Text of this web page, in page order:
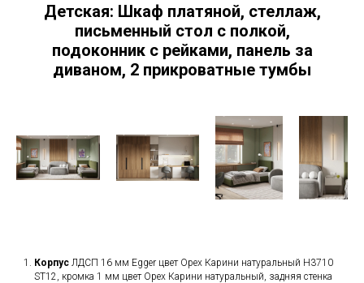
Детская: Шкаф платяной, стеллаж,
письменный стол с полкой,
подоконник с рейками, панель за
диваном, 2 прикроватные тумбы
Корпус ЛДСП 16 мм Egger цвет Орех Карини натуральный H3710
ST12, кромка 1 мм цвет Орех Карини натуральный, задняя стенка